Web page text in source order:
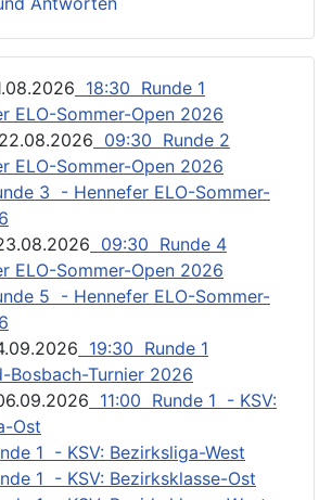
18:30 Runde 1
ELO-Sommer-Open 2026
09:30 Runde 2
ELO-Sommer-Open 2026
3 - Hennefer ELO-Sommer-
09:30 Runde 4
ELO-Sommer-Open 2026
5 - Hennefer ELO-Sommer-
19:30 Runde 1
Bosbach-Turnier 2026
11:00 Runde 1 - KSV:
Ost
1 - KSV: Bezirksliga-West
1 - KSV: Bezirksklasse-Ost